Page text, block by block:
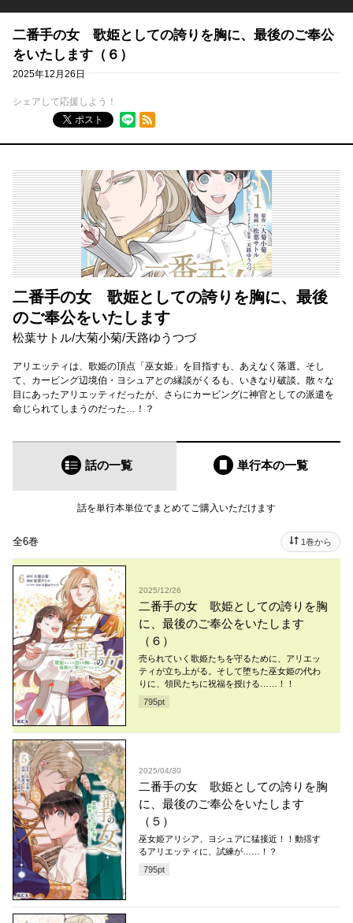
二番手の女 歌姫としての誇りを胸に、最後のご奉公
をいたします（６）
2025年12月26日
シェアして応援しよう！
ポスト
RSSフィード
二番手の女 歌姫としての誇りを胸に、最後
のご奉公をいたします
松葉サトル/大菊小菊/天路ゆうつづ
アリエッティは、歌姫の頂点「巫女姫」を目指すも、あえなく落選。そし
て、カービング辺境伯・ヨシュアとの縁談がくるも、いきなり破談。散々な
目にあったアリエッティだったが、さらにカービングに神官としての派遣を
命じられてしまうのだった…！？
話の一覧 単行本の一覧
話を単行本単位でまとめてご購入いただけます
全6巻 1巻から
2025/12/26
二番手の女 歌姫としての誇りを胸
に、最後のご奉公をいたします
（６）
売られていく歌姫たちを守るために、アリエッ
ティが立ち上がる。そして堕ちた巫女姫の代わ
りに、領民たちに祝福を授ける……！！
795pt
2025/04/30
二番手の女 歌姫としての誇りを胸
に、最後のご奉公をいたします
（５）
巫女姫アリシア、ヨシュアに猛接近！！動揺す
るアリエッティに、試練が……！？
795pt